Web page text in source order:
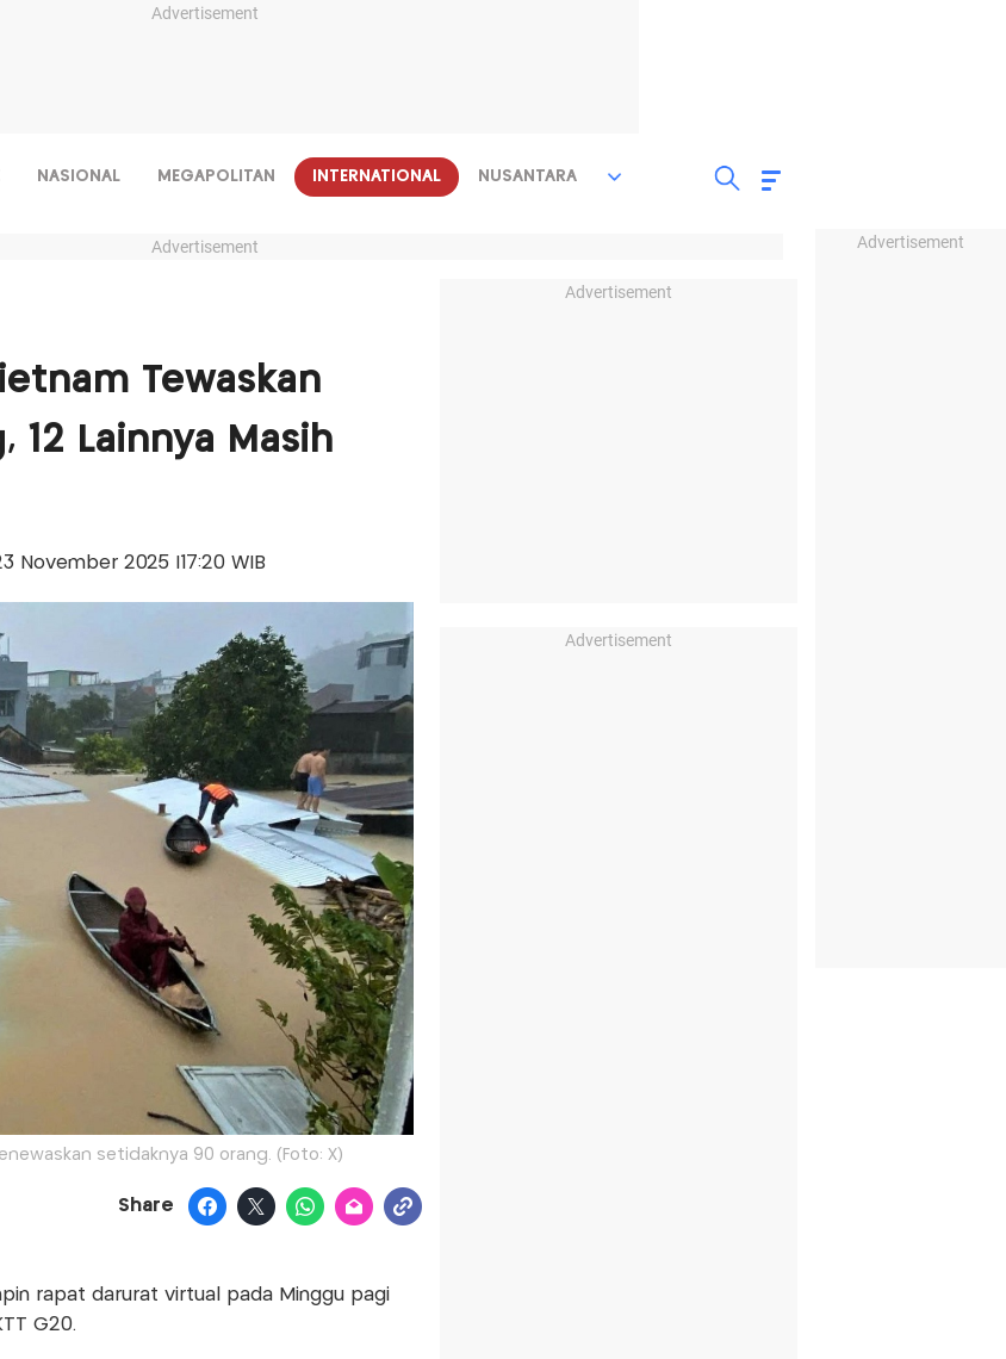
Advertisement
Advertisement
NASIONAL MEGAPOLITAN INTERNATIONAL NUSANTARA
Advertisement
Tewaskan
12 Lainnya Masih
November 2025 |17:20 WIB
setidaknya 90 orang. (Foto: X)
Share
rapat darurat virtual pada Minggu pagi
G20.
Advertisement
Advertisement